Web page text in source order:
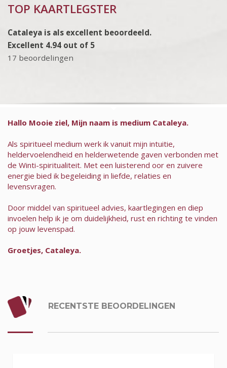
TOP KAARTLEGSTER
Cataleya is als excellent beoordeeld.
Excellent 4.94 out of 5
17 beoordelingen
Hallo Mooie ziel, Mijn naam is medium Cataleya.
Als spiritueel medium werk ik vanuit mijn intuitie,
heldervoelendheid en helderwetende gaven verbonden met
de Winti-spiritualiteit. Met een luisterend oor en zuivere
energie bied ik begeleiding in liefde, relaties en
levensvragen.
Door middel van spiritueel advies, kaartlegingen en diep
invoelen help ik je om duidelijkheid, rust en richting te vinden
op jouw levenspad.
Groetjes, Cataleya.
RECENTSTE BEOORDELINGEN